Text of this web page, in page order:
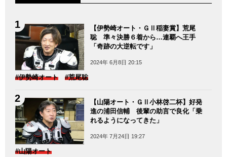
【伊勢崎オート・ＧⅡ稲妻賞】荒尾
聡 準々決勝６着から…連覇へ王手
「奇跡の大逆転です」
2024年 6月8日 20:15
#伊勢崎オート #荒尾聡
【山陽オート・ＧⅡ小林啓二杯】好発
進の浦田信輔 後輩の助言で良化「乗
れるようになってきた」
2024年 7月24日 19:27
#山陽オート